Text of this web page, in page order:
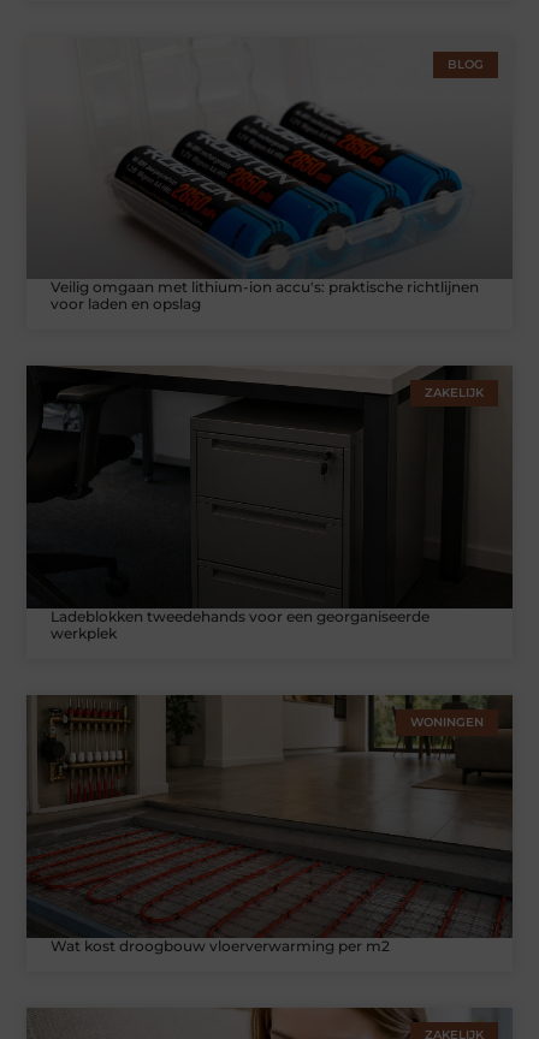
BLOG
Veilig omgaan met lithium-ion accu's: praktische richtlijnen
voor laden en opslag
ZAKELIJK
Ladeblokken tweedehands voor een georganiseerde
werkplek
WONINGEN
Wat kost droogbouw vloerverwarming per m2
ZAKELIJK